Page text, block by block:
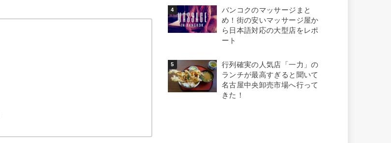
バンコクのマッサージまと
め！街の安いマッサージ屋か
ら日本語対応の大型店をレポ
ート
行列確実の人気店「一力」の
ランチが最高すぎると聞いて
名古屋中央卸売市場へ行って
きた！